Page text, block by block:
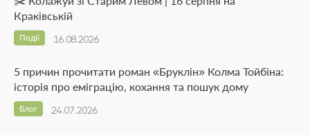
Краківській
16.08.2026
Події
5 причин прочитати роман «Бруклін» Колма Тойбіна:
історія про еміграцію, кохання та пошук дому
24.07.2026
Блог